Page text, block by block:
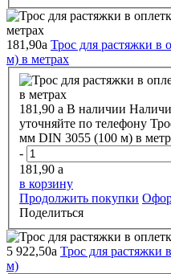
181,90a Трос для растяжки в
м) в метрах
181,90 a В наличии
уточняйте по телефону
мм DIN 3055 (100 м) в
-
181,90 a
в корзину
Продолжить покупки
Поделиться
5 922,50a Трос для растяжки
м)